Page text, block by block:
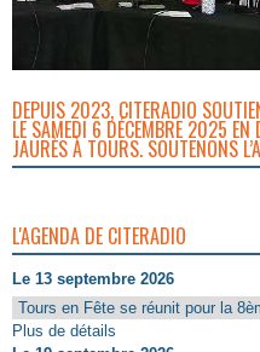
DEPUIS 2023, CITERADIO
LE SAMEDI 6 DÉCEMBRE 2025 EN
JAURÈS À TOURS. SOUTENONS
L'AGENDA DE CITERADIO
Le 13 septembre 2026
Tours en Fête se réunit pour la
Plus de détails